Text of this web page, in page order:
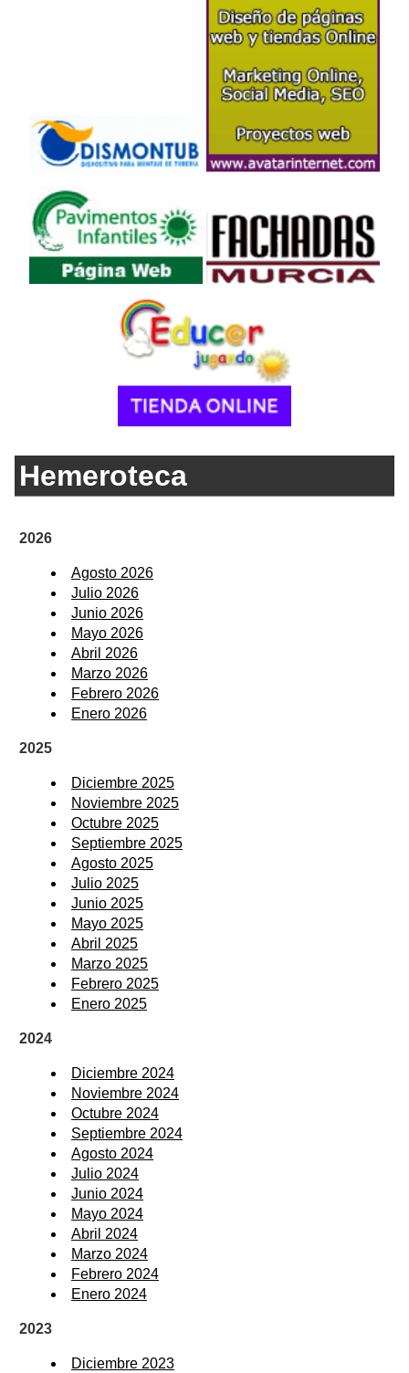
Hemeroteca
2026
Agosto 2026
Julio 2026
Junio 2026
Mayo 2026
Abril 2026
Marzo 2026
Febrero 2026
Enero 2026
2025
Diciembre 2025
Noviembre 2025
Octubre 2025
Septiembre 2025
Agosto 2025
Julio 2025
Junio 2025
Mayo 2025
Abril 2025
Marzo 2025
Febrero 2025
Enero 2025
2024
Diciembre 2024
Noviembre 2024
Octubre 2024
Septiembre 2024
Agosto 2024
Julio 2024
Junio 2024
Mayo 2024
Abril 2024
Marzo 2024
Febrero 2024
Enero 2024
2023
Diciembre 2023